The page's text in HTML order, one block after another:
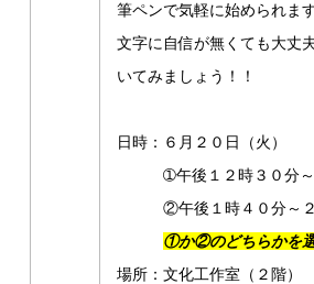
筆ペンで気軽に始められます
文字に自信が無くても大丈
いてみましょう！！
日時：６月２０日（火）
➀午後１２時３０分～
②午後１時４０分～２
①か②のどちらかを選
場所：文化工作室（２階）